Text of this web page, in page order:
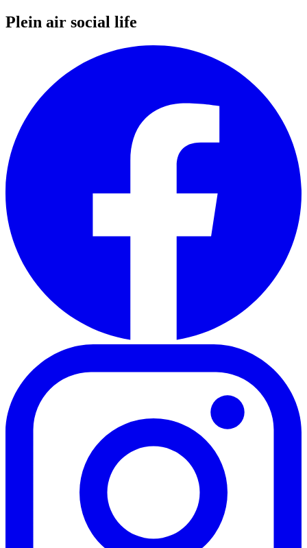
Plein air social life